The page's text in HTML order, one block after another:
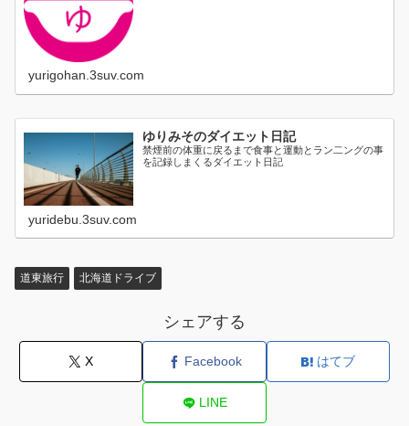
yurigohan.3suv.com
ゆりみそのダイエット日記
禁煙前の体重に戻るまで食事と運動とラン二ングの事
を記録しまくるダイエット日記
yuridebu.3suv.com
道東旅行 北海道ドライブ
シェアする
X Facebook はてブ
LINE